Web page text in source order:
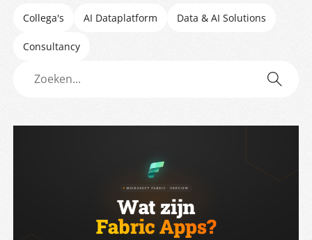
Collega's AI Dataplatform Data & AI Solutions
Consultancy